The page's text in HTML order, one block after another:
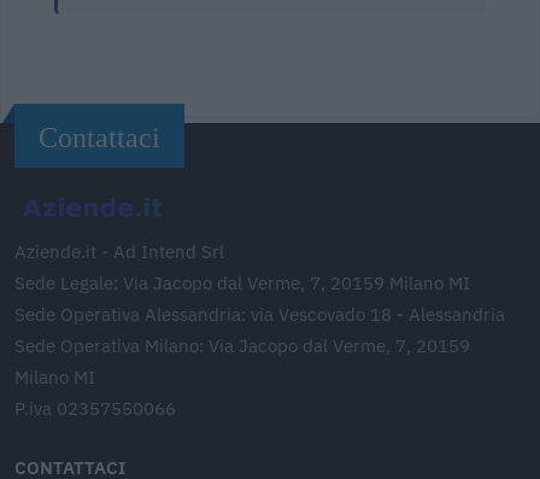
Contattaci
Aziende.it - Ad Intend Srl
Sede Legale: Via Jacopo dal Verme, 7, 20159 Milano MI
Sede Operativa Alessandria: via Vescovado 18 - Alessandria
Sede Operativa Milano: Via Jacopo dal Verme, 7, 20159
Milano MI
P.iva 02357550066
CONTATTACI